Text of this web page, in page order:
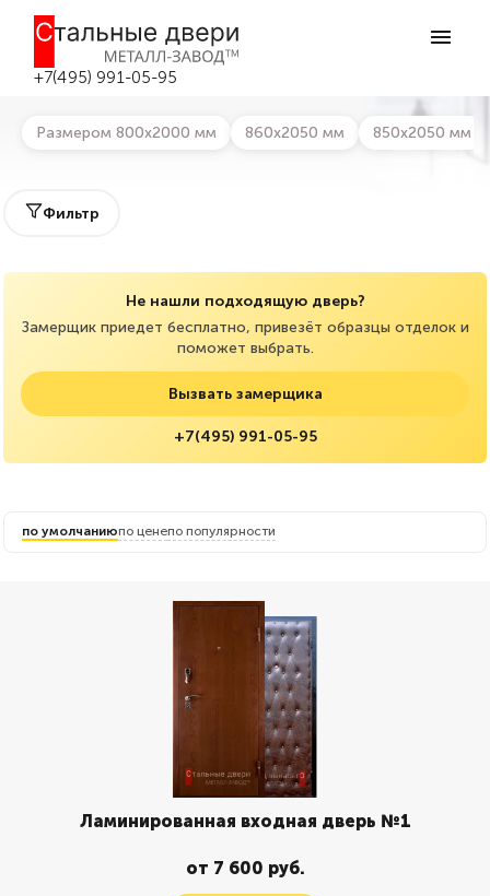
+7(495) 991-05-95
Металлические двери с ламинатом в
Москве
Размером 800х2000 мм 860х2050 мм 850х2050 мм
Фильтр
Не нашли подходящую дверь?
Замерщик приедет бесплатно, привезёт образцы отделок и
поможет выбрать.
Вызвать замерщика
+7(495) 991-05-95
по умолчаниюпо ценепо популярности
Ламинированная входная дверь №1
от 7 600 руб.